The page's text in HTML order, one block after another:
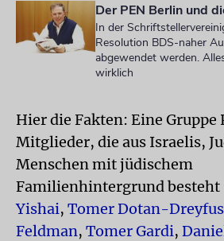
Der PEN Berlin und
In der
Resolution BDS-naher
abgewendet werden.
wirklich
Hier die Fakten: Eine
Mitglieder, die aus Israelis,
Menschen mit jüdischem
Familienhintergrund
Yishai, Tomer Dotan-Dreyfus
Feldman, Tomer Gardi,